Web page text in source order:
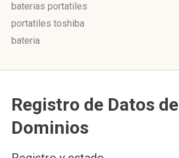
baterias portatiles
portatiles toshiba
bateria
Registro de Datos de
Dominios